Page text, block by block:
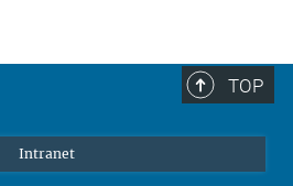
TOP
Intranet